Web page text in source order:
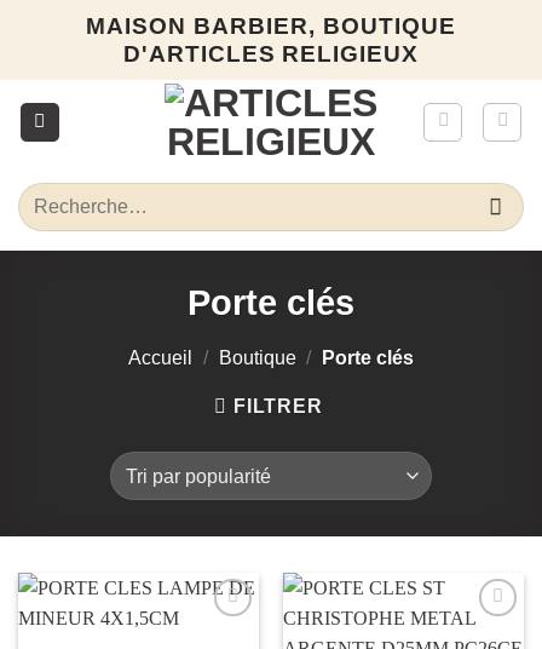
MAISON BARBIER, BOUTIQUE
D'ARTICLES RELIGIEUX
Recherche
pour :
Porte clés
Accueil / Boutique / Porte clés
FILTRER